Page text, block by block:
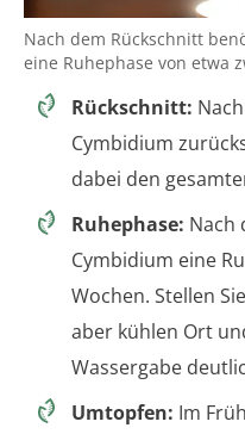
Nach dem Rückschnitt
eine Ruhephase von etwa
Rückschnitt:
Cymbidium
dabei den
Ruhephase: Nach
Cymbidium eine
Wochen. Stellen
aber kühlen Ort
Wassergabe
Umtopfen: Im